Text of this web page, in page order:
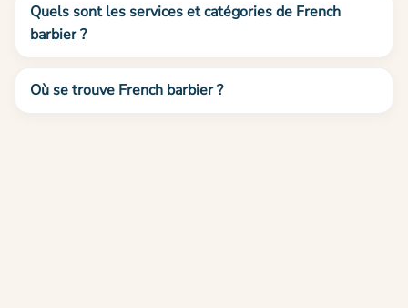
Quels sont les services et catégories de French
barbier ?
Où se trouve French barbier ?